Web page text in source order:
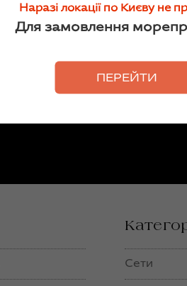
Наразі локації по Києву не
Для замовлення
ПЕРЕЙТИ
Риба та
кожного
Ми продаємо рибу
Сети